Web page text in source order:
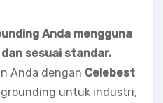
Anda mengguna
sesuai standar.
Anda dengan Celebest
untuk industri,